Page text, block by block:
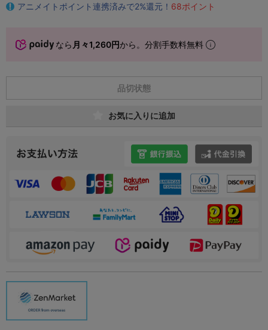
アニメイトポイント連携済みで2%還元！ 68ポイント
なら 月々1,260円から。分割手数料無料
品切状態
お気に入りに追加